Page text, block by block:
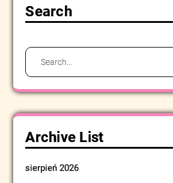
Search
Search
Archive List
sierpień 2026